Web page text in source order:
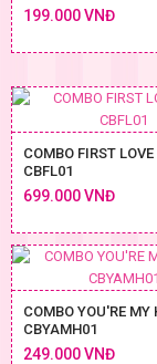
199.000 VNĐ
COMBO FIRST
CBFL01
699.000 VNĐ
COMBO YOU'RE MY
CBYAMH01
249.000 VNĐ